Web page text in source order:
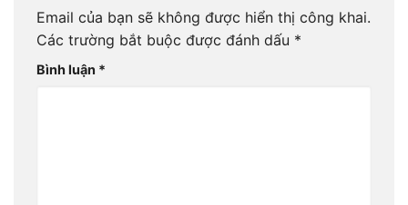
Email của bạn sẽ không được hiển thị công khai.
Các trường bắt buộc được đánh dấu *
Bình luận *